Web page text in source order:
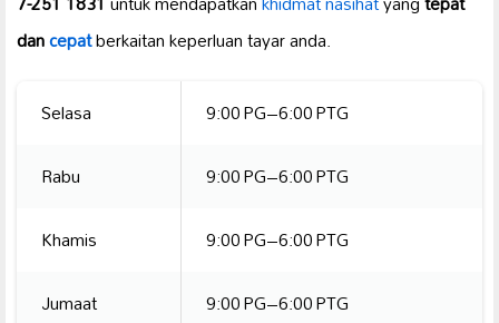
dancepatberkaitan keperluan tayar anda.
Selasa
9:00 PG–6:00 PTG
Rabu
9:00 PG–6:00 PTG
Khamis
9:00 PG–6:00 PTG
Jumaat
9:00 PG–6:00 PTG